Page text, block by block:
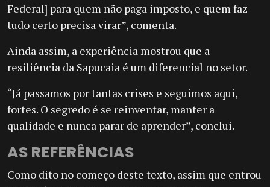
Federal] para quem não paga imposto, e quem faz
tudo certo precisa virar”, comenta.
Ainda assim, a experiência mostrou que a
resiliência da Sapucaia é um diferencial no setor.
“Já passamos por tantas crises e seguimos aqui,
fortes. O segredo é se reinventar, manter a
qualidade e nunca parar de aprender”, conclui.
AS REFERÊNCIAS
Como dito no começo deste texto, assim que entrou